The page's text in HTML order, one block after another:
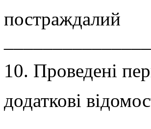
постраждалий
10. Проведені
додаткові